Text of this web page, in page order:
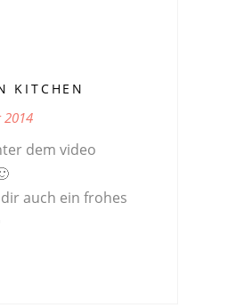
KITCHEN
2014
dem video
auch ein frohes